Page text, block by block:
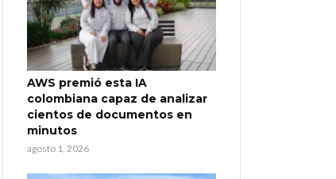
AWS premió esta IA
colombiana capaz de analizar
cientos de documentos en
minutos
agosto 1, 2026